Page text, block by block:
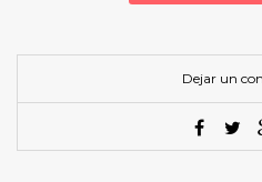
Dejar un